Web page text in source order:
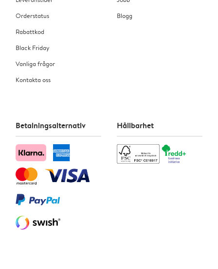
Orderstatus
Rabattkod
Black Friday
Vanliga frågor
Kontakta oss
Blogg
Betalningsalternativ Hållbarhet